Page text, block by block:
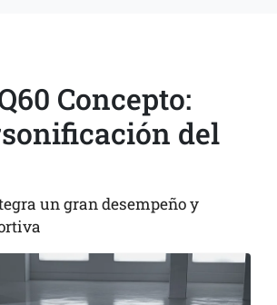
Concepto:
del
un gran desempeño y